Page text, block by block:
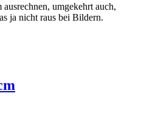
umgekehrt auch,
ja nicht raus bei Bildern.